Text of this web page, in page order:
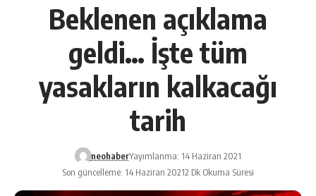
Beklenen açıklama
geldi… İşte tüm
yasakların kalkacağı
tarih
neohaberYayımlanma: 14 Haziran 2021
Son güncelleme: 14 Haziran 20212 Dk Okuma Süresi